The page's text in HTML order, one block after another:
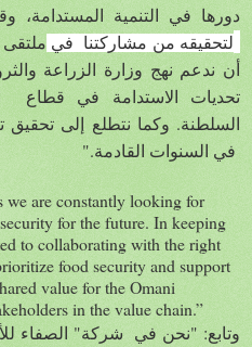
دورها في التنمية المستدامة،
لتحقيقه من مشاركتنا في ملتقى
أن ندعم نهج وزارة الزراعة
تحديات الاستدامة في قطاع
السلطنة. وكما نتطلع إلى تحقيق
في السنوات القادمة."
we are constantly looking for
for the future. In keeping
to collaborating with the right
food security and support
value for the Omani
in the value chain.”
وتابع: "نحن في شركة" الصفاء